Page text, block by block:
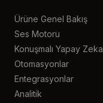
Ürüne Genel Bakış
Ses Motoru
Konuşmalı Yapay Zeka
Otomasyonlar
Entegrasyonlar
Analitik